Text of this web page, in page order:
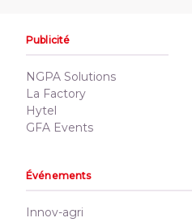
Publicité
NGPA Solutions
La Factory
Hytel
GFA Events
Événements
Innov-agri